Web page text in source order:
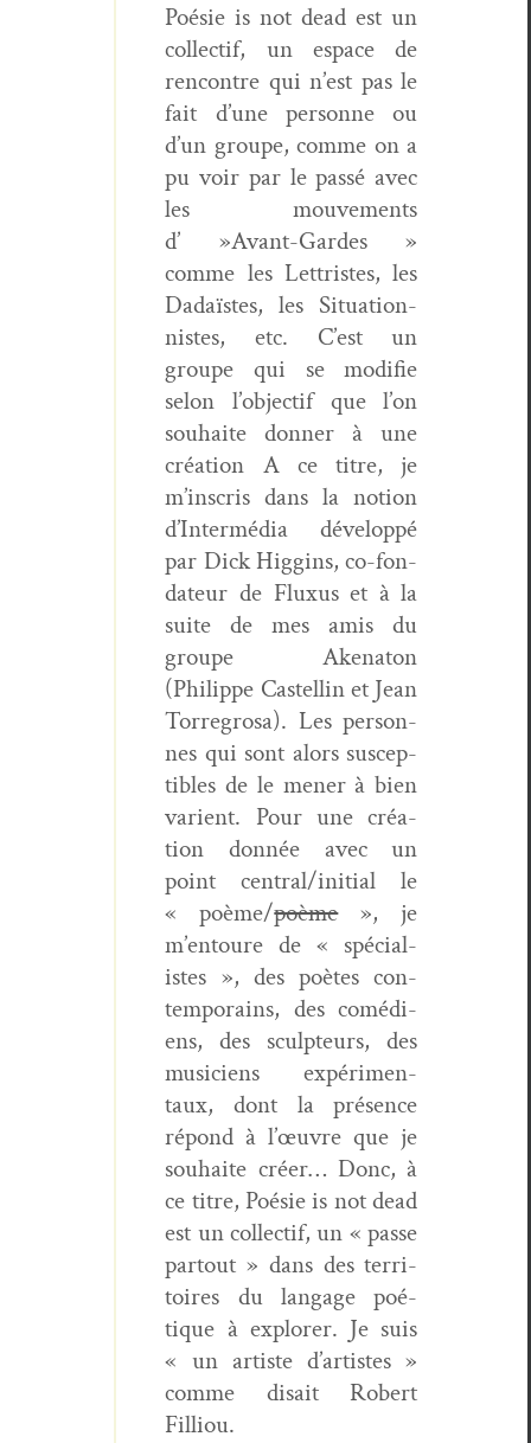
Poésie is not dead est un
col­lec­tif, un espace de
ren­con­tre qui n’est pas le
fait d’une per­son­ne ou
d’un groupe, comme on a
pu voir par le passé avec
les mou­ve­ments
d’ »Avant-Gardes »
comme les Let­tristes, les
Dadaïstes, les Sit­u­a­tion­
nistes, etc. C’est un
groupe qui se mod­i­fie
selon l’ob­jec­tif que l’on
souhaite don­ner à une
créa­tion A ce titre, je
m’inscris dans la notion
d’Intermédia dévelop­pé
par Dick Hig­gins, co-fon­
da­teur de Fluxus et à la
suite de mes amis du
groupe Ake­na­ton
(Philippe Castellin et Jean
Tor­re­grosa). Les per­son­
nes qui sont alors sus­cep­
ti­bles de le men­er à bien
vari­ent. Pour une créa­
tion don­née avec un
point central/initial le
« poème/poème», je
m’entoure de « spé­cial­
istes », des poètes con­
tem­po­rains, des comé­di­
ens, des sculp­teurs, des
musi­ciens expéri­men­
taux, dont la présence
répond à l’œuvre que je
souhaite créer… Donc, à
ce titre, Poésie is not dead
est un col­lec­tif, un « passe
partout » dans des ter­ri­
toires du lan­gage poé­
tique à explor­er. Je suis
« un artiste d’artistes »
comme dis­ait Robert
Filliou.